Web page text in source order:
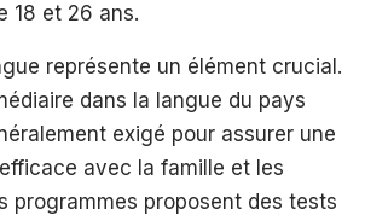
18 et 26 ans.
représente un élément crucial.
dans la langue du pays
exigé pour assurer une
avec la famille et les
programmes proposent des tests